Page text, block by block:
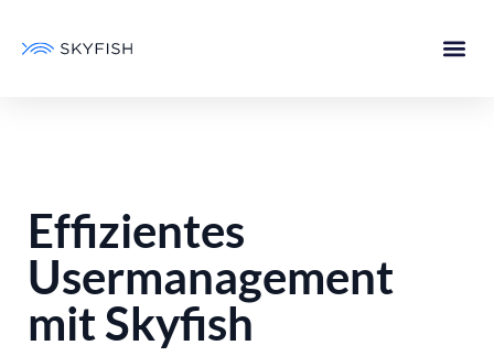
Effizientes
Usermanagement
mit Skyfish